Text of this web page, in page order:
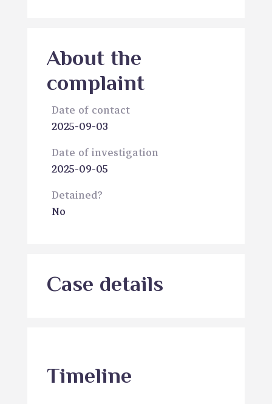
About the
complaint
Date of contact
2025-09-03
Date of investigation
2025-09-05
Detained?
No
Case details
Timeline